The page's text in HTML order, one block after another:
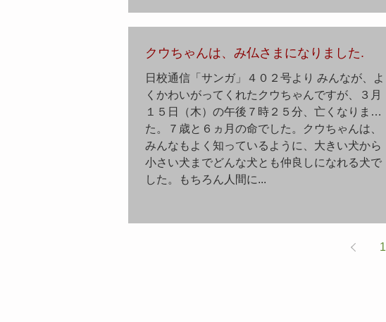
クウちゃんは、み仏さまになりました.
日校通信「サンガ」４０２号より みんなが、よ
くかわいがってくれたクウちゃんですが、３月
１５日（木）の午後７時２５分、亡くなりまし
た。７歳と６ヵ月の命でした。クウちゃんは、
みんなもよく知っているように、大きい犬から
小さい犬までどんな犬とも仲良しになれる犬で
した。もちろん人間に...
1